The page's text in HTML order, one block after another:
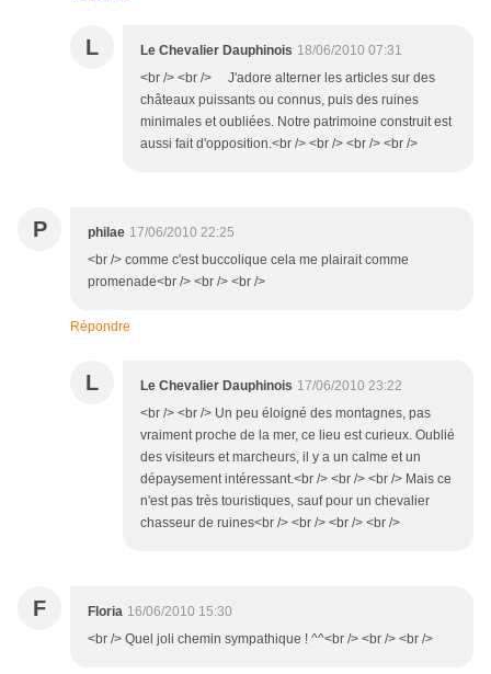
L Le Chevalier Dauphinois 18/06/2010 07:31
<br /> <br /> J'adore alterner les articles sur des
châteaux puissants ou connus, puis des ruines
minimales et oubliées. Notre patrimoine construit est
aussi fait d'opposition.<br /> <br /> <br /> <br />
P philae 17/06/2010 22:25
<br /> comme c'est buccolique cela me plairait comme
promenade<br /> <br /> <br />
Répondre
L Le Chevalier Dauphinois 17/06/2010 23:22
<br /> <br /> Un peu éloigné des montagnes, pas
vraiment proche de la mer, ce lieu est curieux. Oublié
des visiteurs et marcheurs, il y a un calme et un
dépaysement intéressant.<br /> <br /> <br /> Mais ce
n'est pas très touristiques, sauf pour un chevalier
chasseur de ruines<br /> <br /> <br /> <br />
F Floria 16/06/2010 15:30
<br /> Quel joli chemin sympathique ! ^^<br /> <br /> <br />